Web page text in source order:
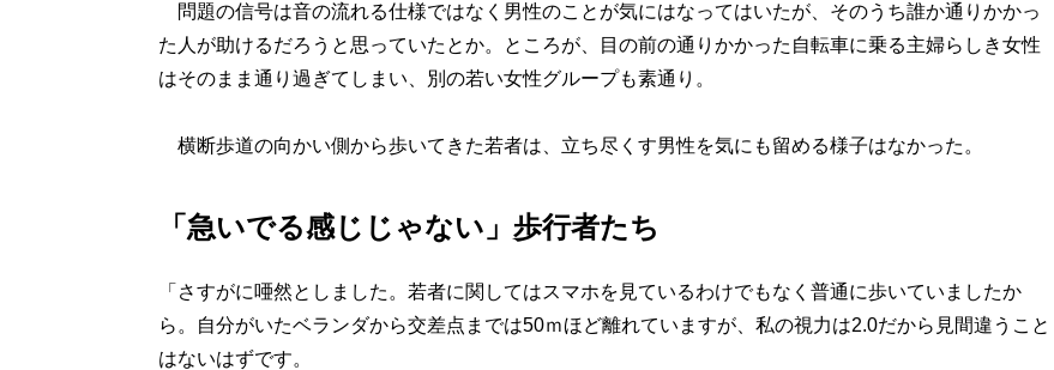
問題の信号は音の流れる仕様ではなく男性のことが気にはなってはいたが、そのうち誰か通りかかっ
た人が助けるだろうと思っていたとか。ところが、目の前の通りかかった自転車に乗る主婦らしき女性
はそのまま通り過ぎてしまい、別の若い女性グループも素通り。
横断歩道の向かい側から歩いてきた若者は、立ち尽くす男性を気にも留める様子はなかった。
「急いでる感じじゃない」歩行者たち
「さすがに唖然としました。若者に関してはスマホを見ているわけでもなく普通に歩いていましたか
ら。自分がいたベランダから交差点までは50ｍほど離れていますが、私の視力は2.0だから見間違うこと
はないはずです。